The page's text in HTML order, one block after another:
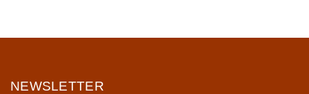
NEWSLETTER